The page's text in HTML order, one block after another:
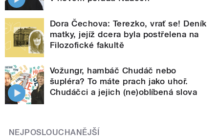
Dora Čechova: Terezko, vrať se! Deník
matky, jejíž dcera byla postřelena na
Filozofické fakultě
Vožungr, hambáč Chudáč nebo
šupléra? To máte prach jako uhoř.
Chudáčci a jejich (ne)oblíbená slova
NEJPOSLOUCHANĚJŠÍ